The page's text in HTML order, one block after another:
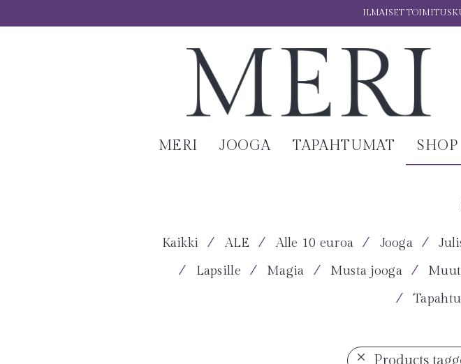
ILMAISET
MERI JOOGA TAPAHTUMAT SHOP
Kaikki ⁄ ALE ⁄ Alle 10 euroa ⁄ Jooga ⁄
⁄ Lapsille ⁄ Magia ⁄ Musta jooga ⁄ Muut
⁄
Products